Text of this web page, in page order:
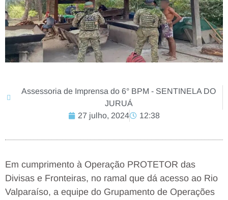
Assessoria de Imprensa do 6° BPM - SENTINELA DO
JURUÁ
27 julho, 2024
12:38
Em cumprimento à Operação PROTETOR das
Divisas e Fronteiras, no ramal que dá acesso ao Rio
Valparaíso, a equipe do Grupamento de Operações